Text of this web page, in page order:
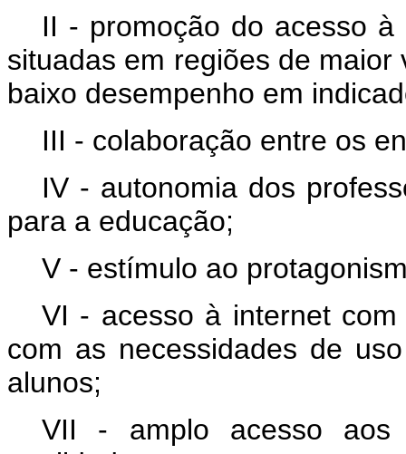
II - promoção do acesso
situadas em regiões de
baixo desempenho em
III - colaboração entre os
IV - autonomia dos
para a educação;
V - estímulo ao
VI - acesso à internet
com as necessidades de
alunos;
VII - amplo acesso aos